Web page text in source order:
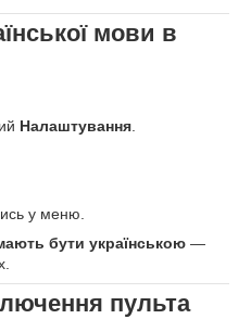
мови в
Налаштування
у меню.
бути українською —
пульта